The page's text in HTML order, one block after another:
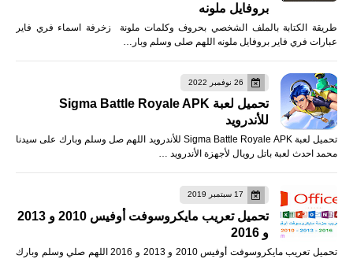
بروفايل ملونه
طريقة الكتابة بالملف الشخصي بحروف وكلمات ملونة زخرفة اسماء فري فاير
عبارات فري فاير بروفايل ملونه اللهم صلى وسلم وبار…
26 نوفمبر 2022
تحميل لعبة Sigma Battle Royale APK
للأندرويد
تحميل لعبة Sigma Battle Royale APK للأندرويد اللهم صل وسلم وبارك على سيدنا
محمد احدث لعبة باتل رويال لأجهزة الأندرويد …
17 سبتمبر 2019
تحميل تعريب مايكروسوفت أوفيس 2010 و 2013
و 2016
تحميل تعريب مايكروسوفت أوفيس 2010 و 2013 و 2016 اللهم صلي وسلم وبارك